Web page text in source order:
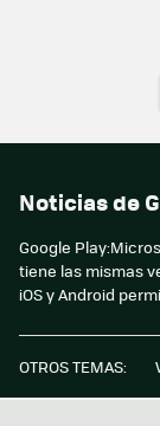
Noticias de
Google
tiene las mismas
iOS y Android
OTROS TEMAS: